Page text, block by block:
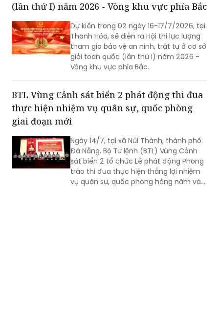
(lần thứ I) năm 2026 - Vòng khu vực phía Bắc
Dự kiến trong 02 ngày 16-17/7/2026, tại
Thanh Hóa, sẽ diễn ra Hội thi lực lượng
tham gia bảo vệ an ninh, trật tự ở cơ sở
giỏi toàn quốc (lần thứ I) năm 2026 -
Vòng khu vực phía Bắc.
BTL Vùng Cảnh sát biển 2 phát động thi đua
thực hiện nhiệm vụ quân sự, quốc phòng
giai đoạn mới
Ngày 14/7, tại xã Núi Thành, thành phố
Đà Nẵng, Bộ Tư lệnh (BTL) Vùng Cảnh
sát biển 2 tổ chức Lễ phát động Phong
trào thi đua thực hiện thắng lợi nhiệm
vụ quân sự, quốc phòng hằng năm và